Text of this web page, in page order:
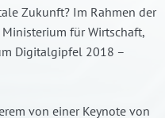
Zukunft? Im Rahmen der
für Wirtschaft,
Digitalgipfel 2018 –
von einer Keynote von